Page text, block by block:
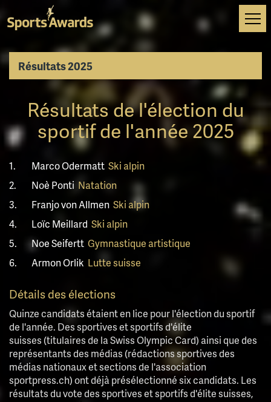
Résultats 2025
Résultats de l'élection du
sportif de l'année 2025
1. Marco Odermatt Ski alpin
2.
Noè Ponti Natation
3.
Franjo von Allmen Ski alpin
4.
Loïc Meillard Ski alpin
5.
Noe Seifertt Gymnastique artistique
6.
Armon Orlik Lutte suisse
Détails des élections
Quinze candidats étaient en lice pour l'élection du sportif
de l'année. Des sportives et sportifs d'élite
suisses (titulaires de la Swiss Olympic Card) ainsi que des
représentants des médias (rédactions sportives des
médias nationaux et sections de l'association
sportpress.ch) ont déjà présélectionné six candidats. Les
résultats du vote des sportives et sportifs d'élite suisses,